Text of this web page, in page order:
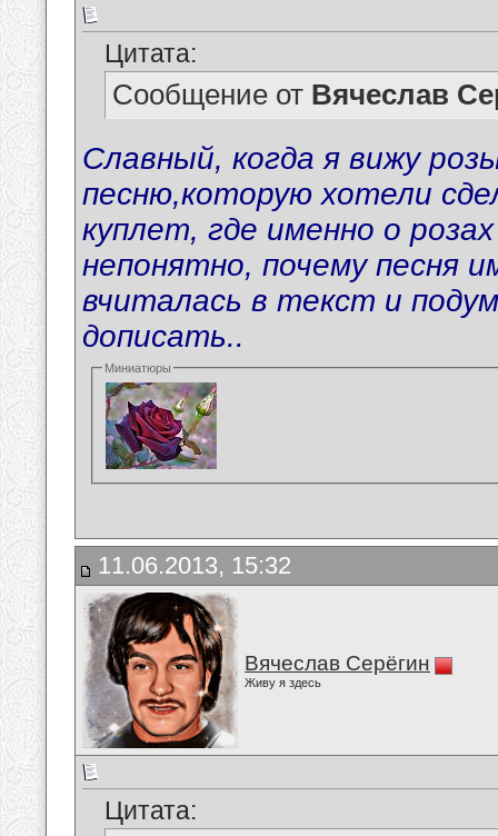
Цитата:
Сообщение от Вячеслав
Славный, когда я вижу
песню,которую хотели
куплет, где именно о
непонятно, почему песня
вчиталась в текст и
дописать..
Миниатюры
11.06.2013, 15:32
Вячеслав Серёгин
Живу я здесь
Цитата: